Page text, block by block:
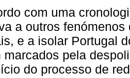
com uma
a outros
e a isolar Portugal
marcados pela
do processo de